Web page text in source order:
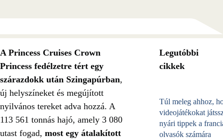
A Princess Cruises Crown
Princess fedélzetre tért egy
szárazdokk után Szingapúrban,
új helyszíneket és megújított
nyilvános tereket adva hozzá. A
113 561 tonnás hajó, amely 3 080
utast fogad, most egy átalakított
Legutóbbi
cikkek
Túl meleg ahhoz,
videojátékokat
nyári tippek a
olvasók számára